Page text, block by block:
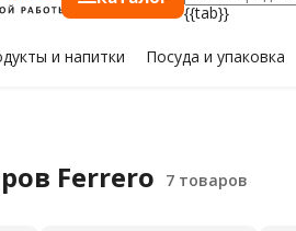
{{tab}}
и напитки Посуда и упаковка
Ferrero